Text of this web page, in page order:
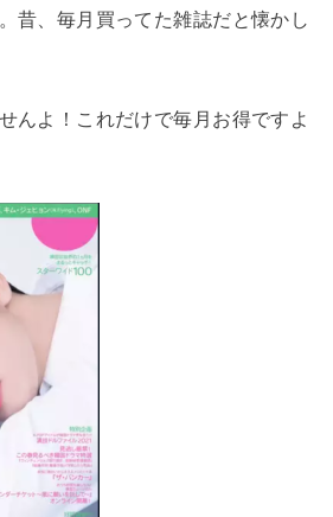
昔、毎月買ってた雑誌だと懐かし
んよ！これだけで毎月お得ですよ